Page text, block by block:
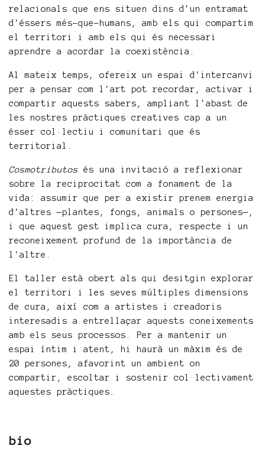
relacionals que ens situen dins d'un entramat
d'éssers més-que-humans, amb els qui compartim
el territori i amb els qui és necessari
aprendre a acordar la coexistència.
Al mateix temps, ofereix un espai d'intercanvi
per a pensar com l'art pot recordar, activar i
compartir aquests sabers, ampliant l'abast de
les nostres pràctiques creatives cap a un
ésser col·lectiu i comunitari que és
territorial.
Cosmotributos és una invitació a reflexionar
sobre la reciprocitat com a fonament de la
vida: assumir que per a existir prenem energia
d'altres —plantes, fongs, animals o persones—,
i que aquest gest implica cura, respecte i un
reconeixement profund de la importància de
l'altre.
El taller està obert als qui desitgin explorar
el territori i les seves múltiples dimensions
de cura, així com a artistes i creadoris
interesadis a entrellaçar aquests coneixements
amb els seus processos. Per a mantenir un
espai íntim i atent, hi haurà un màxim és de
20 persones, afavorint un ambient on
compartir, escoltar i sostenir col·lectivament
aquestes pràctiques.
bio